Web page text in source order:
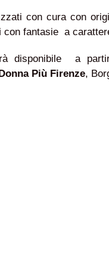
con cura con
con fantasie a
disponibile a
Più Firenze,